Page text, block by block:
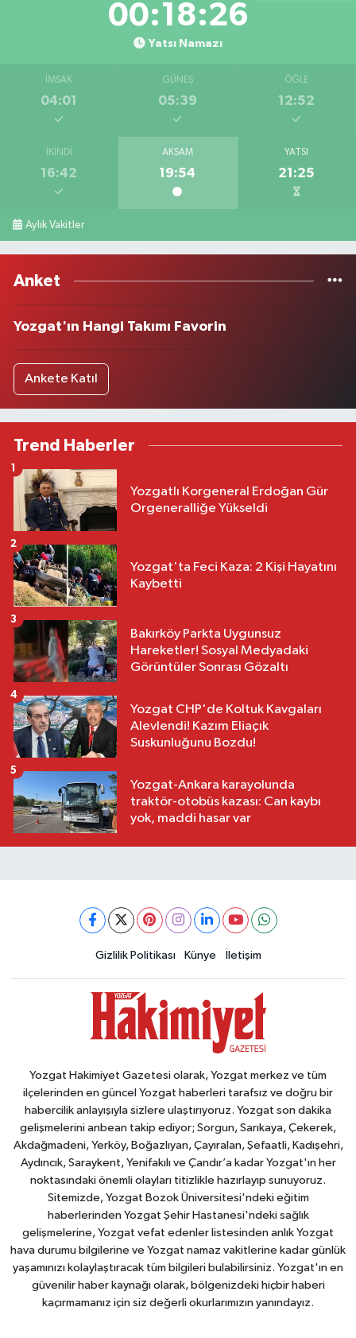
00:18:26
Yatsı Namazı
İMSAK
04:01
GÜNEŞ
05:39
ÖĞLE
12:52
İKINDI
16:42
AKŞAM
19:54
YATSI
21:25
Aylık Vakitler
Anket
Yozgat'ın Hangi Takımı Favorin
Ankete Katıl
Trend Haberler
Yozgatlı Korgeneral Erdoğan Gür
Orgeneralliğe Yükseldi
1
Yozgat'ta Feci Kaza: 2 Kişi Hayatını
Kaybetti
2
Bakırköy Parkta Uygunsuz
Hareketler! Sosyal Medyadaki
Görüntüler Sonrası Gözaltı
3
Yozgat CHP'de Koltuk Kavgaları
Alevlendi! Kazım Eliaçık
Suskunluğunu Bozdu!
4
Yozgat-Ankara karayolunda
traktör-otobüs kazası: Can kaybı
yok, maddi hasar var
5
Gizlilik Politikası Künye İletişim
Yozgat Hakimiyet Gazetesi olarak, Yozgat merkez ve tüm
ilçelerinden en güncel Yozgat haberleri tarafsız ve doğru bir
habercilik anlayışıyla sizlere ulaştırıyoruz. Yozgat son dakika
gelişmelerini anbean takip ediyor; Sorgun, Sarıkaya, Çekerek,
Akdağmadeni, Yerköy, Boğazlıyan, Çayıralan, Şefaatli, Kadışehri,
Aydıncık, Saraykent, Yenifakılı ve Çandır’a kadar Yozgat'ın her
noktasındaki önemli olayları titizlikle hazırlayıp sunuyoruz.
Sitemizde, Yozgat Bozok Üniversitesi'ndeki eğitim
haberlerinden Yozgat Şehir Hastanesi'ndeki sağlık
gelişmelerine, Yozgat vefat edenler listesinden anlık Yozgat
hava durumu bilgilerine ve Yozgat namaz vakitlerine kadar günlük
yaşamınızı kolaylaştıracak tüm bilgileri bulabilirsiniz. Yozgat'ın en
güvenilir haber kaynağı olarak, bölgenizdeki hiçbir haberi
kaçırmamanız için siz değerli okurlarımızın yanındayız.